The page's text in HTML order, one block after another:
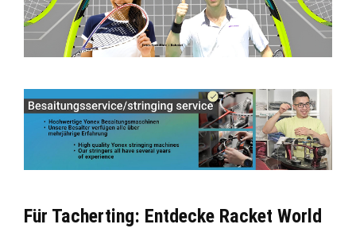
Für Tacherting: Entdecke Racket World